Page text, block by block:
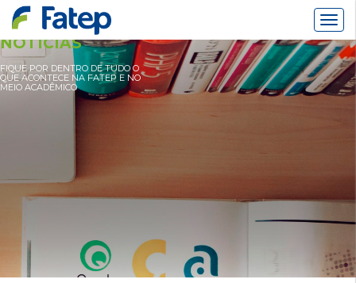
NOTÍCIAS
FIQUE POR DENTRO DE TUDO O
QUE ACONTECE NA FATEP E NO
MEIO ACADÊMICO